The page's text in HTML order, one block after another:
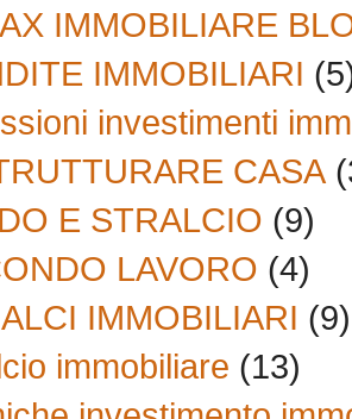
IMMOBILIARE
IMMOBILIARI
investimenti
CASA
E STRALCIO (9)
LAVORO (4)
IMMOBILIARI (9)
immobiliare (13)